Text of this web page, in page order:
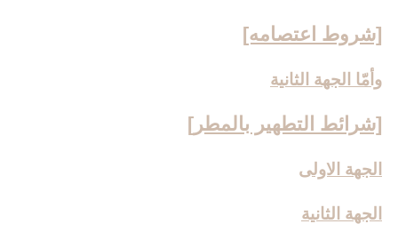
[شروط اعتصامه‏]
وأمّا الجهة الثانية
[شرائط التطهير بالمطر]
الجهة الاولى
الجهة الثانية